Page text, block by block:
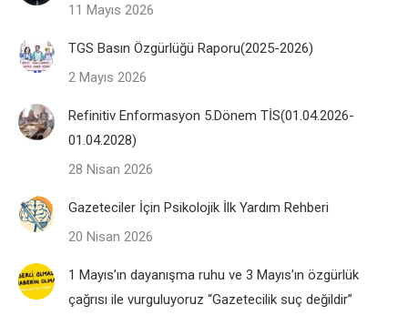
11 Mayıs 2026
TGS Basın Özgürlüğü Raporu(2025-2026)
2 Mayıs 2026
Refinitiv Enformasyon 5.Dönem TİS(01.04.2026-
01.04.2028)
28 Nisan 2026
Gazeteciler İçin Psikolojik İlk Yardım Rehberi
20 Nisan 2026
1 Mayıs’ın dayanışma ruhu ve 3 Mayıs’ın özgürlük
çağrısı ile vurguluyoruz “Gazetecilik suç değildir”